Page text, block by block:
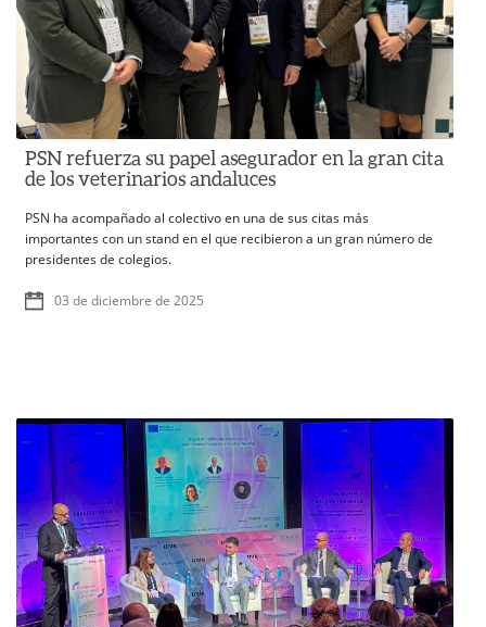
PSN refuerza su papel asegurador en la gran cita
de los veterinarios andaluces
PSN ha acompañado al colectivo en una de sus citas más
importantes con un stand en el que recibieron a un gran número de
presidentes de colegios.
03 de diciembre de 2025